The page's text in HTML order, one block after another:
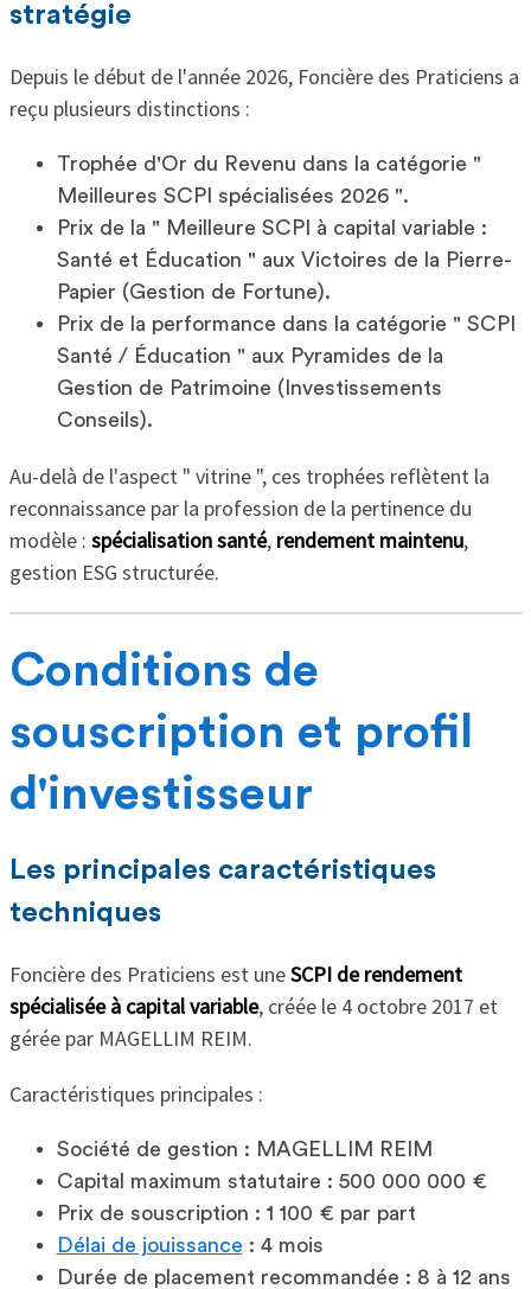
stratégie
Depuis le début de l'année 2026, Foncière des Praticiens a
reçu plusieurs distinctions :
Trophée d'Or du Revenu dans la catégorie "
Meilleures SCPI spécialisées 2026 ".
Prix de la " Meilleure SCPI à capital variable :
Santé et Éducation " aux Victoires de la Pierre-
Papier (Gestion de Fortune).
Prix de la performance dans la catégorie " SCPI
Santé / Éducation " aux Pyramides de la
Gestion de Patrimoine (Investissements
Conseils).
Au-delà de l'aspect " vitrine ", ces trophées reflètent la
reconnaissance par la profession de la pertinence du
modèle : spécialisation santé, rendement maintenu,
gestion ESG structurée.
Conditions de
souscription et profil
d'investisseur
Les principales caractéristiques
techniques
Foncière des Praticiens est uneSCPI de rendement
spécialisée à capital variable, créée le 4 octobre 2017 et
gérée par MAGELLIM REIM.
Caractéristiques principales :
Société de gestion : MAGELLIM REIM
Capital maximum statutaire : 500 000 000 €
Prix de souscription : 1 100 € par part
Délai de jouissance : 4 mois
Durée de placement recommandée : 8 à 12 ans